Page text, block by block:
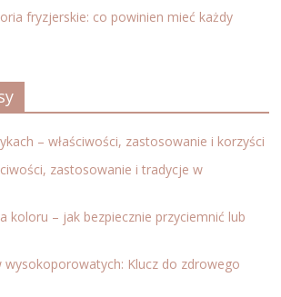
fryzjerskie: co powinien mieć każdy
– właściwości, zastosowanie i korzyści
zastosowanie i tradycje w
koloru – jak bezpiecznie przyciemnić lub
wysokoporowatych: Klucz do zdrowego